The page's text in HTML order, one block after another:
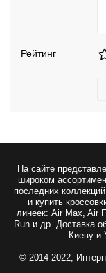
Рейтинг
На сайте
широком
последних
и купить
линеек: Air Max, Air
Run и др. Доставка
Киеву и
© 2014-2022,